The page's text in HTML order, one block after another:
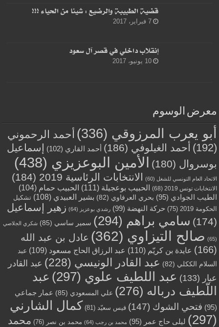
قضية الطبيبة والرضيع : شيئا من الحياء !!!
7 فبراير، 2017
إنقلاب داخلي في قصر آل سعود
10 يونيو، 2017
معرض الوسوم
أبو يعرب المرزوقي (336)
أحمد الرحموني
(192)
أحمد الغيلوفي (186) أحمد القاري (102)
إسماعيل
بوسروال (180) الأمين البوعزيزي (438)
الاتحاد العام التونسي للشغل (60) الانتخابات الرئاسية 2019 (184)
الانتخابات تونس 2019 (68) الحبيب بوعجيلة (111) الحبيب حمام (104)
الطيب الجوادي (95) بحري العرفاوي (82) بشير العبيدي (108)
تشكيل
الحكومة 2019
(75) حركة النهضة (99) رشدي بوعزيز (64)
زهير إسماعيل
(174)
سامي براهم (294) سمير ساسي (85) شكري الجلاصي
(65) صالح التيزاوي (362)
عادل بن عبد الله
(166)
عايدة بن كريّم (110) عبد الرزاق الحاج مسعود (109)
عبد
السلام الككلي (82) عبد القادر الونيسي (228)
عبد القادر
عبار (133) عبد اللطيف علوي (297)
عبد
اللّطيف درباله (276) علي المسعودي (85)
عمار جماعي
(95)
فتحي الشوك (147) قيس سعيّد (81)
كمال الشارني
(297)
ليلى حاج عمر (95) محمد بن رجب (64) محمد بن نصر (76) محمد